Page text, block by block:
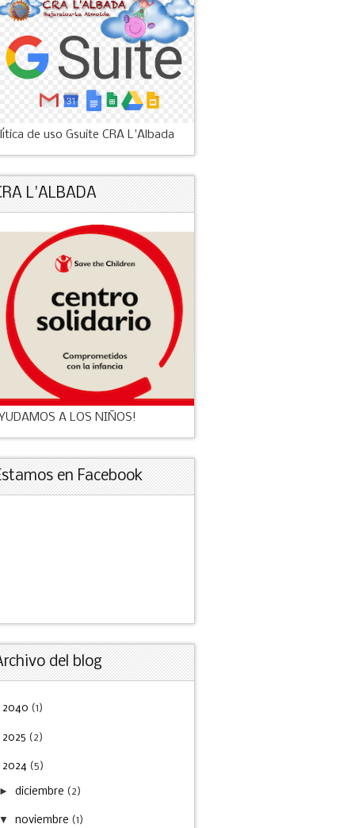
de uso Gsuite CRA L'Albada
L'ALBADA
A LOS NIÑOS!
en Facebook
del blog
2040 (1)
2025 (2)
2024 (5)
diciembre (2)
noviembre (1)